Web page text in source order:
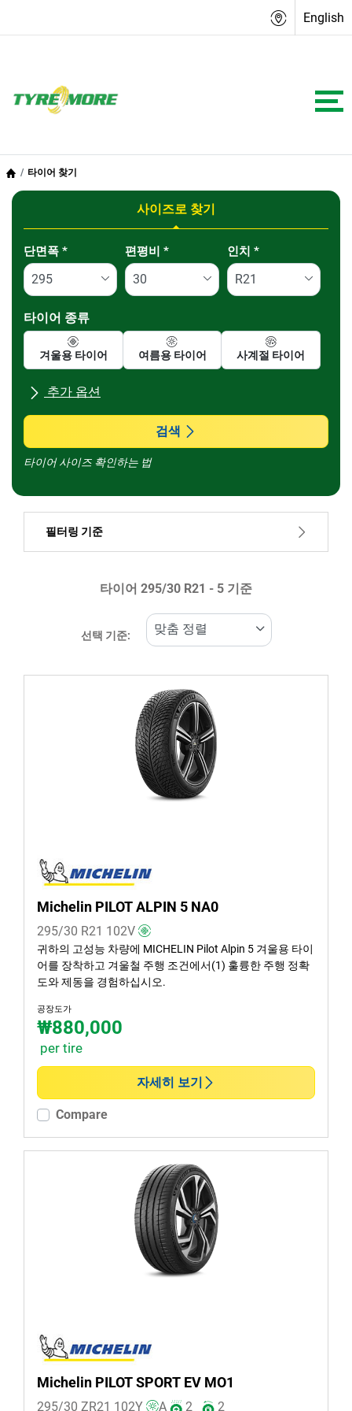
English
타이어 찾기
사이즈로 찾기
Tab updated: 사이즈로 찾기
단면폭 * 편평비* 인치 *
타이어 종류
겨울용 타이어 여름용 타이어 사계절 타이어
추가 옵션
모든 브랜드
런플랫 타이어일 경우, 선택하세요
검색
타이어 사이즈 확인하는 법
필터링 기준
모든 유형 (5)
소형 화물차 van (0)
EV (0)
런플랫 타이어일 경우, 선택하세요
논런 플랫 (5)
타이어 ‎295/30 R21 - 5 기준
선택 기준:
Michelin PILOT ALPIN 5 NA0
295/30 R21 102V
귀하의 고성능 차량에 MICHELIN Pilot Alpin 5 겨울용 타이
어를 장착하고 겨울철 주행 조건에서(1) 훌륭한 주행 정확
도와 제동을 경험하십시오.
공장도가
₩880,000
per tire
자세히 보기
Compare
Michelin PILOT SPORT EV MO1
295/30 ZR21 102Y A 2 2